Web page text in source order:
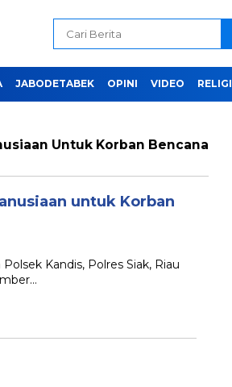
JABODETABEK OPINI VIDEO RELIGI
Untuk Korban Bencana
untuk Korban
Kandis, Polres Siak, Riau